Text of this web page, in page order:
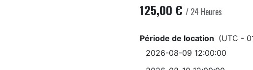
125,00 € / 24 Heures
Période de location (UTC -